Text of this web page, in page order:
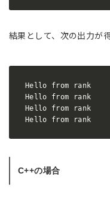
結果として、次の出力が
Hello from
Hello from
Hello from
Hello from
C++の場合